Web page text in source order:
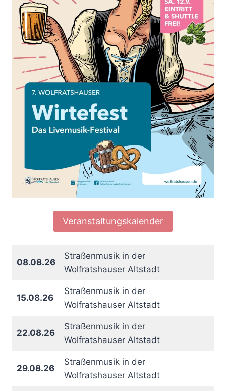
Veranstaltungskalender
08.08.26
Straßenmusik in der
Wolfratshauser Altstadt
15.08.26
Straßenmusik in der
Wolfratshauser Altstadt
22.08.26
Straßenmusik in der
Wolfratshauser Altstadt
29.08.26
Straßenmusik in der
Wolfratshauser Altstadt